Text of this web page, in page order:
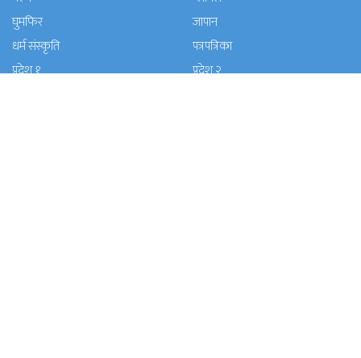
घुमफिर
जापान
धर्म संस्कृति
पत्रपत्रिका
प्रदेश १
प्रदेश २